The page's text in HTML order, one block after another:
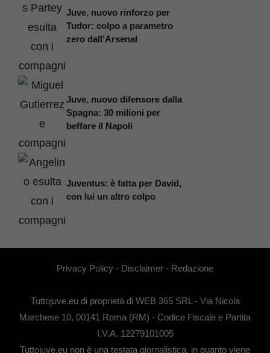
Juve, nuovo rinforzo per
Tudor: colpo a parametro
zero dall’Arsenal
Juve, nuovo difensore dalla
Spagna: 30 milioni per
beffare il Napoli
Juventus: è fatta per David,
con lui un altro colpo
Privacy Policy - Disclaimer - Redazione
Tuttojuve.eu di proprietà di WEB 365 SRL - Via Nicola
Marchese 10, 00141 Roma (RM) - Codice Fiscale e Partita
I.V.A. 12279101005
Tuttojuve.eu non è una testata giornalistica, in quanto viene